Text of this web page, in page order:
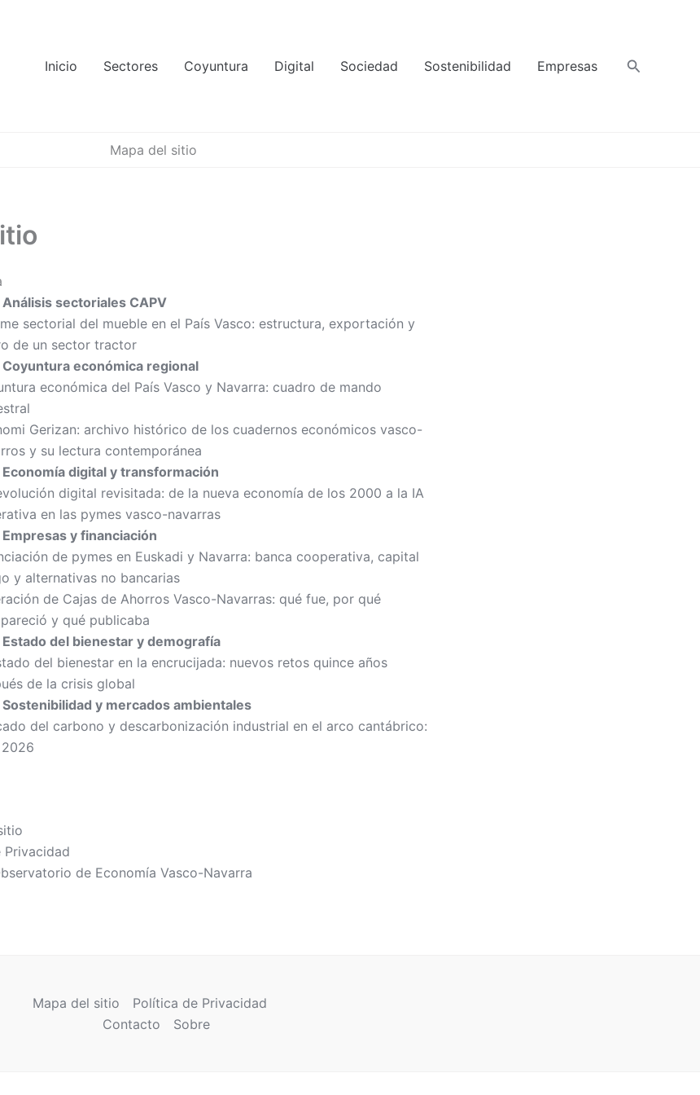
Inicio Sectores Coyuntura Digital Sociedad Sostenibilidad Empresas Buscar
Mapa del sitio
Análisis sectoriales CAPV
sectorial del mueble en el País Vasco: estructura, exportación y
de un sector tractor
Coyuntura económica regional
económica del País Vasco y Navarra: cuadro de mando
Gerizan: archivo histórico de los cuadernos económicos vasco-
y su lectura contemporánea
Economía digital y transformación
digital revisitada: de la nueva economía de los 2000 a la IA
en las pymes vasco-navarras
Empresas y financiación
de pymes en Euskadi y Navarra: banca cooperativa, capital
y alternativas no bancarias
de Cajas de Ahorros Vasco-Navarras: qué fue, por qué
y qué publicaba
Estado del bienestar y demografía
del bienestar en la encrucijada: nuevos retos quince años
de la crisis global
Sostenibilidad y mercados ambientales
del carbono y descarbonización industrial en el arco cantábrico:
Privacidad
de Economía Vasco-Navarra
Mapa del sitio
Política de Privacidad
Contacto
Sobre